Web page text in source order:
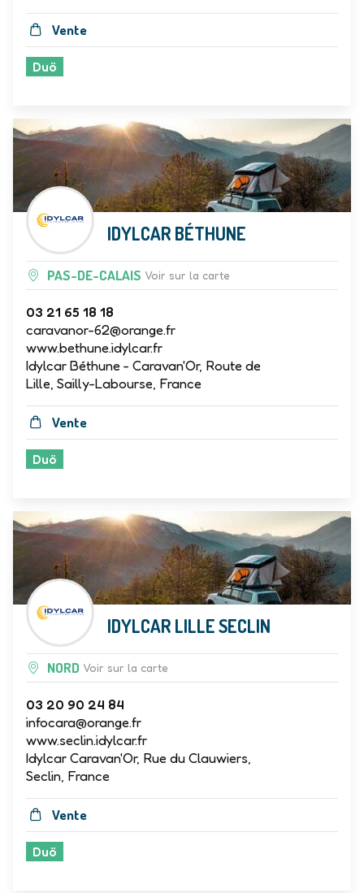
Vente
Duö
IDYLCAR BÉTHUNE
PAS-DE-CALAIS Voir sur la carte
03 21 65 18 18
caravanor-62@orange.fr
www.bethune.idylcar.fr
Idylcar Béthune - Caravan'Or, Route de
Lille, Sailly-Labourse, France
Vente
Duö
IDYLCAR LILLE SECLIN
NORD Voir sur la carte
03 20 90 24 84
infocara@orange.fr
www.seclin.idylcar.fr
Idylcar Caravan'Or, Rue du Clauwiers,
Seclin, France
Vente
Duö